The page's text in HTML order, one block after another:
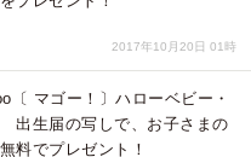
2017年10月20日 01時
〔 マゴー！〕ハローベビー・
出生届の写しで、お子さまの
料でプレゼント！